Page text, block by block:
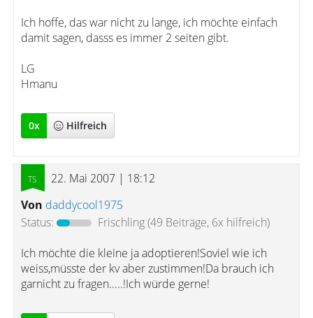
Ich hoffe, das war nicht zu lange, ich möchte einfach
damit sagen, dasss es immer 2 seiten gibt.
LG
Hmanu
0x Hilfreich
22. Mai 2007 | 18:12
Von daddycool1975
Status:
Frischling(49 Beiträge, 6x hilfreich)
Ich möchte die kleine ja adoptieren!Soviel wie ich
weiss,müsste der kv aber zustimmen!Da brauch ich
garnicht zu fragen.....!Ich würde gerne!